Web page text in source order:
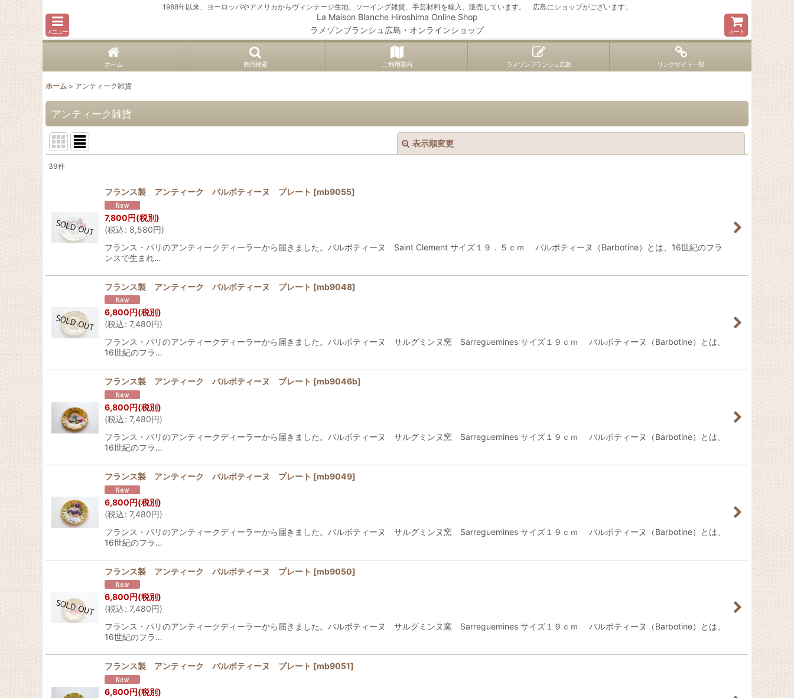
1988年以来、ヨーロッパやアメリカからヴィンテージ生地、ソーイング雑貨、手芸材料を輸入、販売しています。 広島にショップがございます。
メニュー
La Maison Blanche Hiroshima Online Shop
ラメゾンブランシュ広島・オンラインショップ
カート
ホーム 商品検索 ご利用案内 ラメゾンブランシュ広島 リンクサイト一覧
ホーム > アンティーク雑貨
アンティーク雑貨
表示順変更
39件
フランス製 アンティーク バルボティーヌ プレート [mb9055]
7,800円(税別)
(税込: 8,580円)
フランス・パリのアンティークディーラーから届きました。バルボティーヌ Saint Clement サイズ１９．５ｃｍ バルボティーヌ（Barbotine）とは、16世紀のフラ
ンスで生まれ…
フランス製 アンティーク バルボティーヌ プレート [mb9048]
6,800円(税別)
(税込: 7,480円)
フランス・パリのアンティークディーラーから届きました。バルボティーヌ サルグミンヌ窯 Sarreguemines サイズ１９ｃｍ バルボティーヌ（Barbotine）とは、
16世紀のフラ…
フランス製 アンティーク バルボティーヌ プレート [mb9046b]
6,800円(税別)
(税込: 7,480円)
フランス・パリのアンティークディーラーから届きました。バルボティーヌ サルグミンヌ窯 Sarreguemines サイズ１９ｃｍ バルボティーヌ（Barbotine）とは、
16世紀のフラ…
フランス製 アンティーク バルボティーヌ プレート [mb9049]
6,800円(税別)
(税込: 7,480円)
フランス・パリのアンティークディーラーから届きました。バルボティーヌ サルグミンヌ窯 Sarreguemines サイズ１９ｃｍ バルボティーヌ（Barbotine）とは、
16世紀のフラ…
フランス製 アンティーク バルボティーヌ プレート [mb9050]
6,800円(税別)
(税込: 7,480円)
フランス・パリのアンティークディーラーから届きました。バルボティーヌ サルグミンヌ窯 Sarreguemines サイズ１９ｃｍ バルボティーヌ（Barbotine）とは、
16世紀のフラ…
フランス製 アンティーク バルボティーヌ プレート [mb9051]
6,800円(税別)